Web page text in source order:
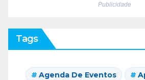
Publicidade
Tags
Agenda De Eventos